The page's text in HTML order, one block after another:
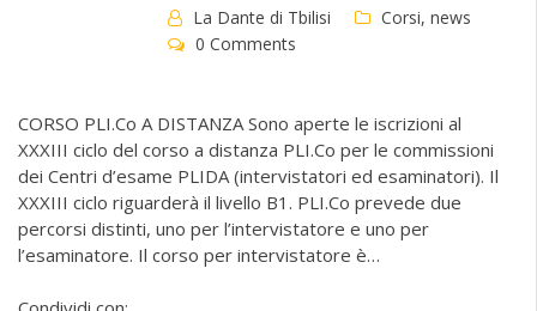
La Dante di Tbilisi Corsi, news
0 Comments
CORSO PLI.Co A DISTANZA Sono aperte le iscrizioni al
XXXIII ciclo del corso a distanza PLI.Co per le commissioni
dei Centri d’esame PLIDA (intervistatori ed esaminatori). Il
XXXIII ciclo riguarderà il livello B1. PLI.Co prevede due
percorsi distinti, uno per l’intervistatore e uno per
l’esaminatore. Il corso per intervistatore è…